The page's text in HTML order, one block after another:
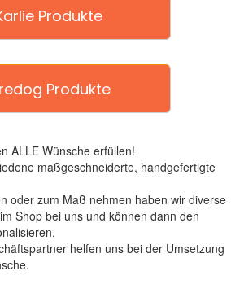
Produkte
Produkte
ALLE Wünsche erfüllen!
maßgeschneiderte, handgefertigte
oder zum Maß nehmen haben wir diverse
Shop bei uns und können dann den
helfen uns bei der Umsetzung